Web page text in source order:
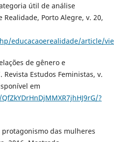
útil de análise
Realidade, Porto Alegre, v. 20,
educacaoerealidade/article/
de gênero e
Estudos Feministas, v.
em
?
protagonismo das mulheres